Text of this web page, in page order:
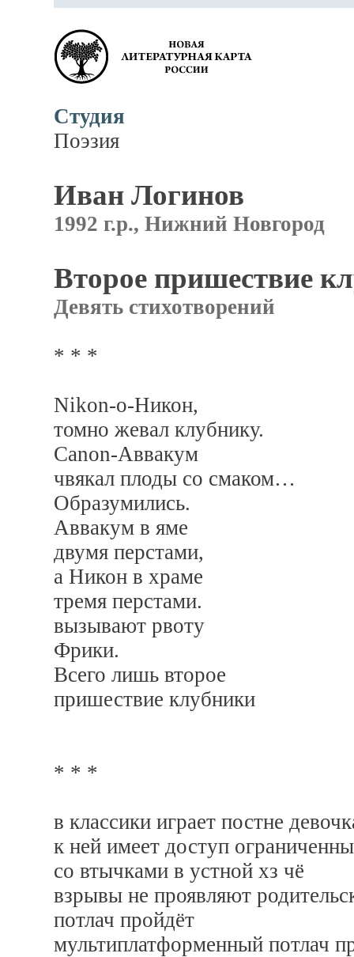
Студия
Поэзия
Иван Логинов
1992 г.р., Нижний Новгород
Второе пришествие
Девять стихотворений
* * *
Nikon-о-Никон,
томно жевал клубнику.
Canon-Аввакум
чвякал плоды со смаком…
Образумились.
Аввакум в яме
двумя перстами,
а Никон в храме
тремя перстами.
вызывают рвоту
Фрики.
Всего лишь второе
пришествие клубники
* * *
в классики играет постне
к ней имеет доступ
со втычками в устной хз чё
взрывы не проявляют
потлач пройдёт
мультиплатформенный потлач